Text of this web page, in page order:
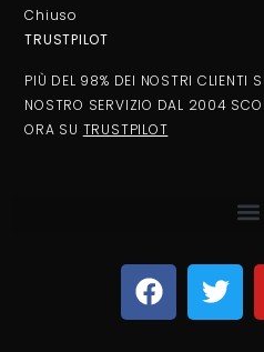
Chiuso
TRUSTPILOT
PIÙ DEL 98% DEI NOSTRI CLIENTI
NOSTRO SERVIZIO DAL 2004
ORA SU TRUSTPILOT